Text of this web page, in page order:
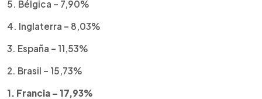
5. Bélgica – 7,90%
4. Inglaterra – 8,03%
3. España – 11,53%
2. Brasil – 15,73%
1. Francia – 17,93%